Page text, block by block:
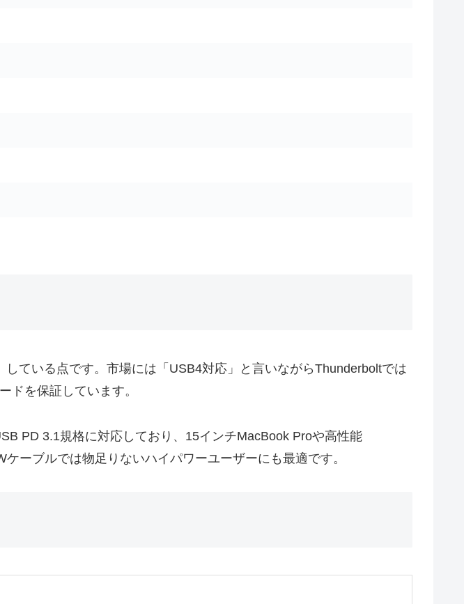
している点です。市場には「USB4対応」と言いながらThunderboltでは
ドを保証しています。
PD 3.1規格に対応しており、15インチMacBook Proや高性能
ーブルでは物足りないハイパワーユーザーにも最適です。